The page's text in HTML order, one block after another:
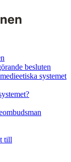
besluten
systemet
till